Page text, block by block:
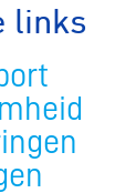
links